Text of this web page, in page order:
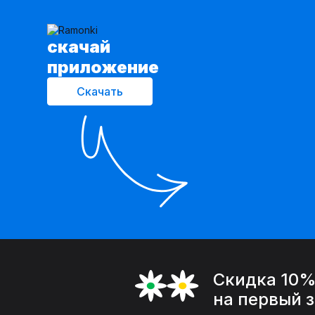
cкачай
приложение
Скачать
Скидка 10%
на первый